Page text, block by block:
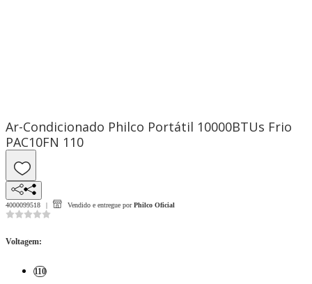
Ar-Condicionado Philco Portátil 10000BTUs Frio
PAC10FN 110
4000099518 Vendido e entregue por Philco Oficial
Voltagem:
110